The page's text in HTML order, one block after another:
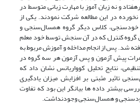
و نه زبان آموز با مهارت زبانی متوسط در
در این مطالعه شرکت نمودند. یکی از
خودسنجی، کلاس دیگر گروه همسال‌سنجی و
گروه کنترل که در آن سنجش توسط خود معلم
شد. پس از انجام مداخله و آموزش مربوط به
پیش آزمون و پس آزمون هر سه گروه در
نتایج تحلیل کوواریانس نشان داد که
تاثیر مثبتی بر افزایش میزان یادگیری
بیشتر داده ها بیانگر این بود که تفاوت
و همسال‌سنجی وجودنداشت.